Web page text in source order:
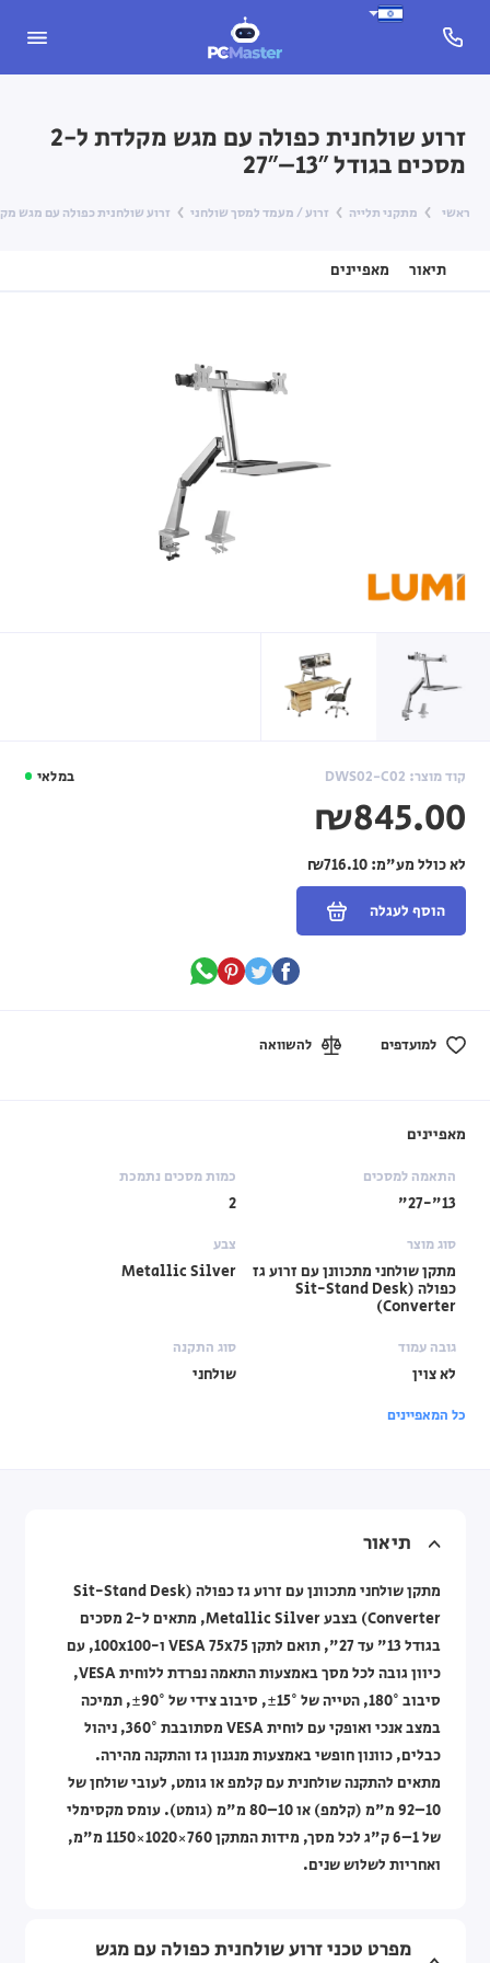
זרוע שולחנית כפולה עם מגש מקלדת ל-2
מסכים בגודל 13″–27″
ראשי מתקני תלייה זרוע / מעמד למסך שולחני זרוע שולחנית כפולה עם מגש מקלדת ל-2 מסכים
תיאור מאפיינים
במלאי קוד מוצר: DWS02-C02
₪845.00
לא כולל מע"מ:₪716.10
הוסף לעגלה
למועדפים להשוואה
מאפיינים
התאמה למסכים
13"-27"
כמות מסכים נתמכת
2
סוג מוצר
מתקן שולחני מתכוונן עם זרוע גז
כפולה (Sit-Stand Desk
Converter)
צבע
Metallic Silver
גובה עמוד
לא צוין
סוג התקנה
שולחני
כל המאפיינים
תיאור
מתקן שולחני מתכוונן עם זרוע גז כפולה (Sit-Stand Desk
Converter) בצבע Metallic Silver, מתאים ל-2 מסכים
בגודל 13" עד 27", תואם לתקן VESA 75x75 ו-100x100, עם
כיוון גובה לכל מסך באמצעות התאמה נפרדת ללוחית VESA,
סיבוב 180°, הטייה של ‎±15°, סיבוב צידי של ‎±90°, תמיכה
במצב אנכי ואופקי עם לוחית VESA מסתובבת 360°, ניהול
כבלים, כוונון חופשי באמצעות מנגנון גז והתקנה מהירה.
מתאים להתקנה שולחנית עם קלמפ או גומט, לעובי שולחן של
10–92 מ"מ (קלמפ) או 10–80 מ"מ (גומט). עומס מקסימלי
של 1–6 ק"ג לכל מסך, מידות המתקן 760×1020×1150 מ"מ,
ואחריות לשלוש שנים.
מפרט טכני זרוע שולחנית כפולה עם מגש